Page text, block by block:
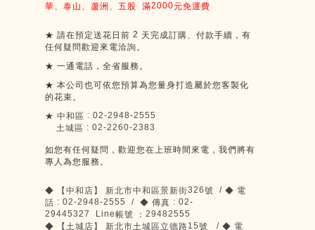
華、泰山、蘆洲、五股
滿2000元免運費
★ 請在預定送花日前 2 天完成訂購、付款手續，有
任何疑問歡迎來電洽詢。
★ 一通電話，全省服務。
★ 本公司也可依您預算為您量身打造屬於您客製化
的花束。
★ 中和區 : 02-2948-2555
土城區 : 02-2260-2383
如您有任何疑問，歡迎您在上班時間來電，我們將有
專人為您服務。
◆ 【中和店】 新北市中和區景新街326號 / ◆ 電
話 : 02-2948-2555 / ◆ 傳真 : 02-
29445327 Line帳號 ： 29482555
◆
【土城店】 新北市土城區立德路15號 / ◆ 電